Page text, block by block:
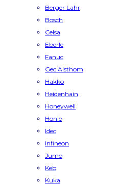
Berger Lahr
Bosch
Celsa
Eberle
Fanuc
Gec Alsthom
Hakko
Heidenhain
Honeywell
Honle
Idec
Infineon
Jumo
Keb
Kuka